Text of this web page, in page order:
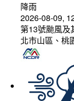
降雨
2026-08-09,
第13號颱風及
北市山區、桃